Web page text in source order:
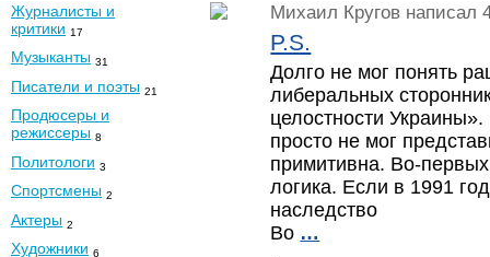
Журналисты и
критики 17
Музыканты 31
Писатели и поэты 21
Продюсеры и
режиссеры 8
Политологи 3
Спортсмены 2
Актеры 2
Художники 6
Михаил Кругов написал
P.S.
Долго не мог понять
либеральных
целостности
просто не мог
примитивна. Во-
логика. Если в 1991
наследство
Во …